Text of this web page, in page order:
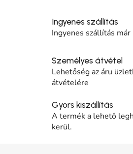
Ingyenes szállítás
Ingyenes szállítás
Személyes átvétel
Lehetőség az áru
átvételére
Gyors kiszállítás
A termék a lehető
kerül.